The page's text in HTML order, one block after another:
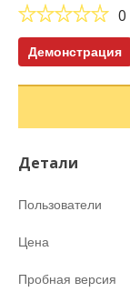
0
Демонстрация
Детали
Пользователи
Цена
Пробная версия